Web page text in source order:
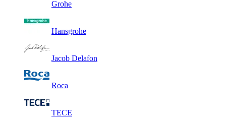
Grohe
Hansgrohe
Jacob Delafon
Roca
TECE